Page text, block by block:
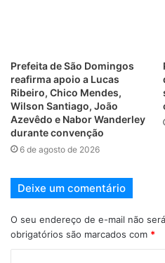
Prefeita de São Domingos
reafirma apoio a Lucas
Ribeiro, Chico Mendes,
Wilson Santiago, João
Azevêdo e Nabor Wanderley
durante convenção
6 de agosto de 2026
Deixe um comentário
O seu endereço de e-mail não
obrigatórios são marcados com *